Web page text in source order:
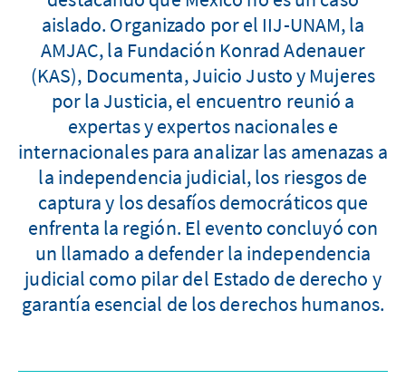
aislado. Organizado por el IIJ-UNAM, la
AMJAC, la Fundación Konrad Adenauer
(KAS), Documenta, Juicio Justo y Mujeres
por la Justicia, el encuentro reunió a
expertas y expertos nacionales e
internacionales para analizar las amenazas a
la independencia judicial, los riesgos de
captura y los desafíos democráticos que
enfrenta la región. El evento concluyó con
un llamado a defender la independencia
judicial como pilar del Estado de derecho y
garantía esencial de los derechos humanos.